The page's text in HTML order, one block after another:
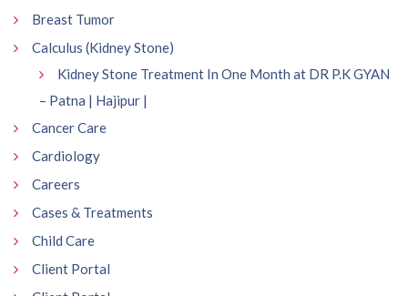
Breast Tumor
Calculus (Kidney Stone)
Kidney Stone Treatment In One Month at DR P.K GYAN
– Patna | Hajipur |
Cancer Care
Cardiology
Careers
Cases & Treatments
Child Care
Client Portal